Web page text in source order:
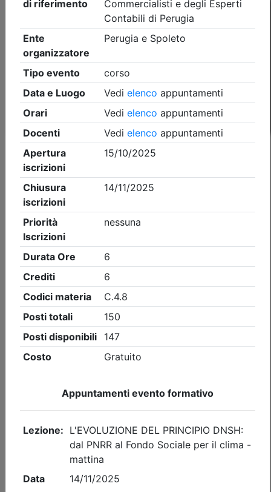
Criteri di ricerca applicati:
- Tipo Ordine/collegio:
Perugia- Eventi in programma dal
iCal Feed RSS
Dettagli evento
Gratuito
Ordine dei Dottori Commercialisti e degli Esperti Contabili
di Perugia
Finanziamento Agevolato della Cultura
in Umbria: contributi pubblici e privati,
27/08/2026
4 cfp
Iscrizioni: dal 28/07/2026 al 27/08/2026
Tipologia:corso
Priorità iscrizioni Allegati